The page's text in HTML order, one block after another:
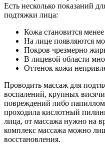
Есть несколько показаний
подтяжки лица:
Кожа становится
На лице появляются
Покров чрезмерно
В лицевой области
Оттенок кожи
Проводить массаж для
воспалений, крупных
повреждений либо
проходила кислотный
лица, от массажа нужно на
комплекс массажа можно
восстановления.